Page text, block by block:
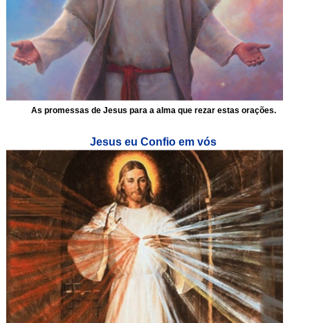
As promessas de Jesus para a alma que rezar estas orações.
Jesus eu Confio em vós